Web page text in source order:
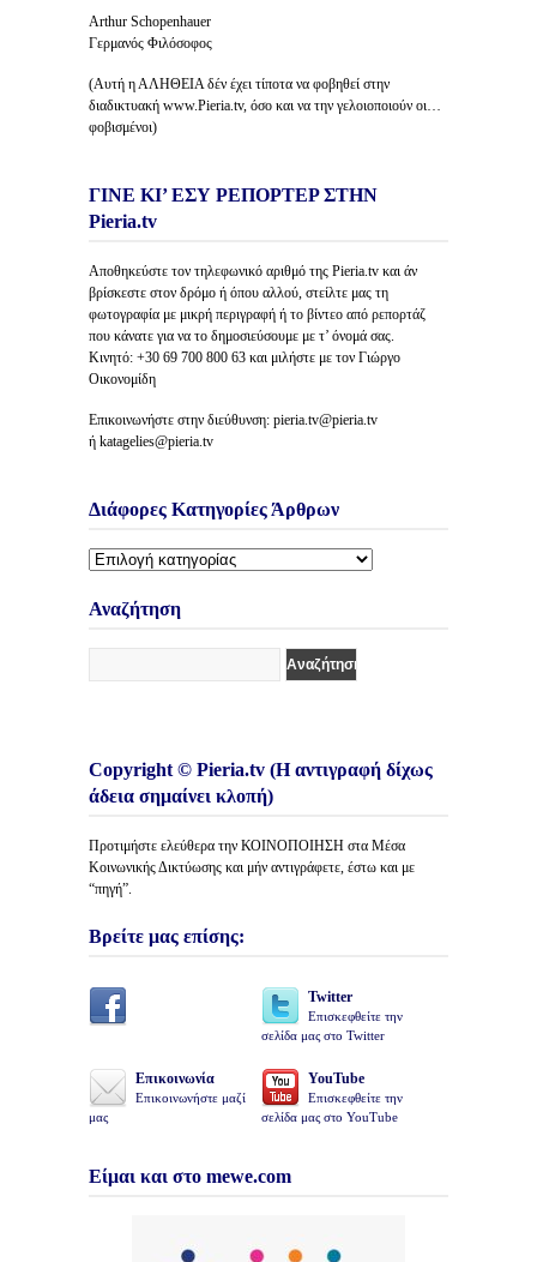
Arthur Schopenhauer
Γερμανός Φιλόσοφος
(Αυτή η ΑΛΗΘΕΙΑ δέν έχει τίποτα να φοβηθεί στην
διαδικτυακή www.Pieria.tv, όσο και να την γελοιοποιούν οι…
φοβισμένοι)
ΓΙΝΕ ΚΙ’ ΕΣΥ ΡΕΠΟΡΤΕΡ ΣΤΗΝ
Pieria.tv
Αποθηκεύστε τον τηλεφωνικό αριθμό της Pieria.tv και άν
βρίσκεστε στον δρόμο ή όπου αλλού, στείλτε μας τη
φωτογραφία με μικρή περιγραφή ή το βίντεο από ρεπορτάζ
που κάνατε για να το δημοσιεύσουμε με τ’ όνομά σας.
Κινητό: +30 69 700 800 63 και μιλήστε με τον Γιώργο
Οικονομίδη
Επικοινωνήστε στην διεύθυνση: pieria.tv@pieria.tv
ή katagelies@pieria.tv
Διάφορες Κατηγορίες Άρθρων
Διάφορες
Άρθρων
Αναζήτηση
Copyright © Pieria.tv (Η αντιγραφή δίχως
άδεια σημαίνει κλοπή)
Προτιμήστε ελεύθερα την ΚΟΙΝΟΠΟΙΗΣΗ στα Μέσα
Κοινωνικής Δικτύωσης και μήν αντιγράφετε, έστω και με
“πηγή”.
Βρείτε μας επίσης:
Twitter
Επισκεφθείτε την
σελίδα μας στο Twitter
Επικοινωνία
Επικοινωνήστε μαζί
μας
YouTube
Επισκεφθείτε την
σελίδα μας στο YouTube
Είμαι και στο mewe.com